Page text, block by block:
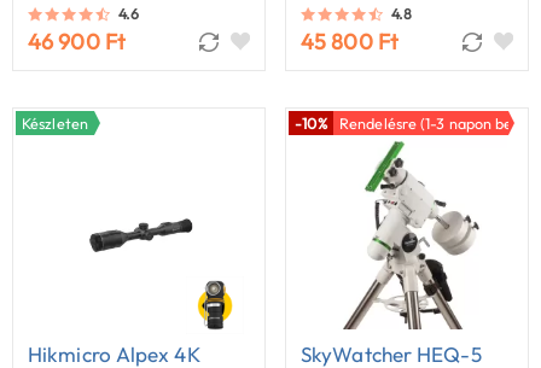
4.6
46 900 Ft
4.8
45 800 Ft
Készleten
Hikmicro Alpex 4K
-10% Rendelésre (1-3 napon belül)
SkyWatcher HEQ-5